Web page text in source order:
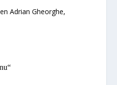
Adrian Gheorghe,